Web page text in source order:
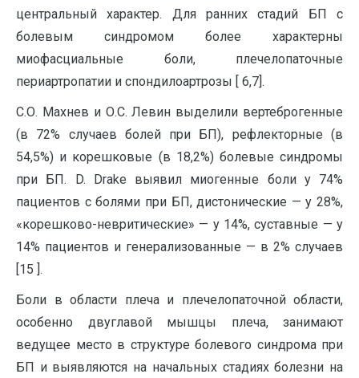
центральный характер. Для ранних стадий БП с
болевым синдромом более характерны
миофасциальные боли, плечелопаточные
периартропатии и спондилоартрозы [ 6,7].
С.О. Махнев и О.С. Левин выделили вертеброгенные
(в 72% случаев болей при БП), рефлекторные (в
54,5%) и корешковые (в 18,2%) болевые синдромы
при БП. D. Drake выявил миогенные боли у 74%
пациентов с болями при БП, дистонические — у 28%,
«корешково-невритические» — у 14%, суставные — у
14% пациентов и генерализованные — в 2% случаев
[15 ].
Боли в области плеча и плечелопаточной области,
особенно двуглавой мышцы плеча, занимают
ведущее место в структуре болевого синдрома при
БП и выявляются на начальных стадиях болезни на